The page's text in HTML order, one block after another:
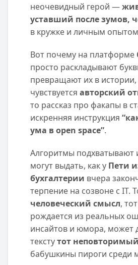
неочевидный герой —
уставший после зумов,
в кружке и личным
Вот почему на платформе
просто раскладывают
превращают их в истории,
чувствуется авторский
то рассказ про факапы в
искренняя инструкция
ума в open space”.
Алгоритмы подхватывают
могут выдать, как у Пети
бухгалтерии вчера
терпение на созвоне с IT.
человеческий смысл,
рождается из реальных
инсайтов и юмора, может
текстутот
бабушкины пироги среди